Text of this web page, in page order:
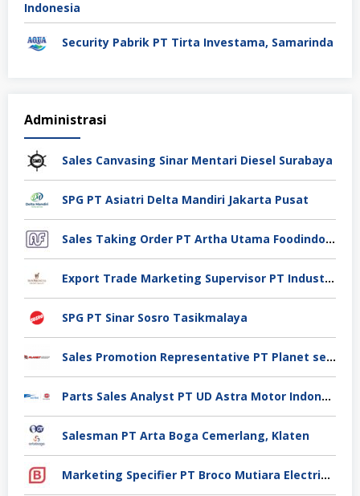
Security Pabrik PT Tirta Investama, Samarinda
Administrasi
Sales Canvasing Sinar Mentari Diesel Surabaya
SPG PT Asiatri Delta Mandiri Jakarta Pusat
Sales Taking Order PT Artha Utama Foodindo Tangerang
Export Trade Marketing Supervisor PT Industri Jamu Dan Farmasi Sido Muncul Tbk, Jakarta
SPG PT Sinar Sosro Tasikmalaya
Sales Promotion Representative PT Planet selancar Mandiri, Pontianak
Parts Sales Analyst PT UD Astra Motor Indonesia, Jakarta Utara
Salesman PT Arta Boga Cemerlang, Klaten
Marketing Specifier PT Broco Mutiara Electrical Industry, Tangerang